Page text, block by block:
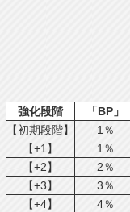
強化段階 「BP」
【初期段階】
1％
【+1】
1％
【+2】
2％
【+3】
3％
【+4】
4％